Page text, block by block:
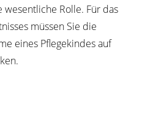
Rolle. Für das
müssen Sie die
eines Pflegekindes auf